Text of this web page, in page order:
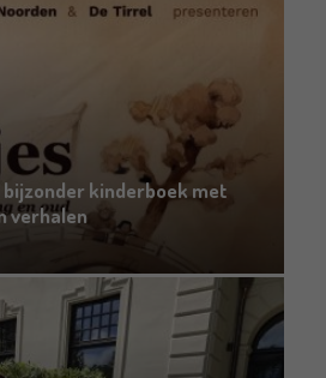
kinderboek met
verhalen